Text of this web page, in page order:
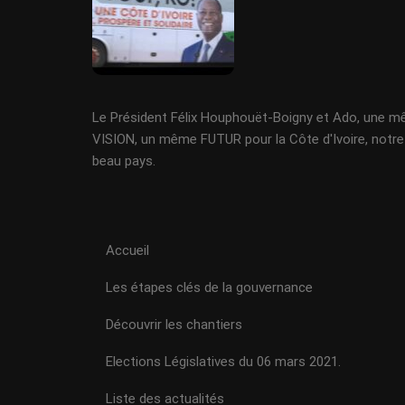
Le Président Félix Houphouët-Boigny et Ado, une
VISION, un même FUTUR pour la Côte d'Ivoire, notre
beau pays.
Accueil
Les étapes clés de la gouvernance
Découvrir les chantiers
Elections Législatives du 06 mars 2021.
Liste des actualités